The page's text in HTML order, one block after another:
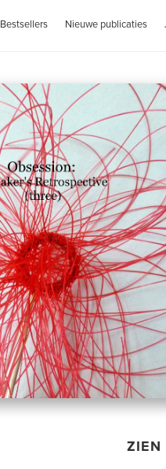
Bestsellers Nieuwe publicaties
ZIEN